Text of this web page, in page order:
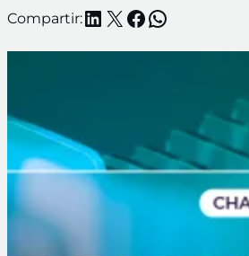
Compartir:LinkedIn
X Facebook
WhatsApp